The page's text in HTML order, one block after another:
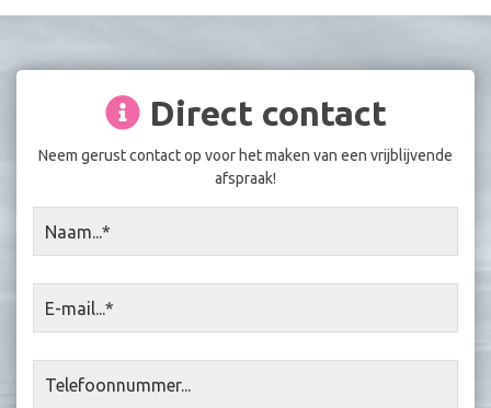
Direct contact
Neem gerust contact op voor het maken van een vrijblijvende
afspraak!